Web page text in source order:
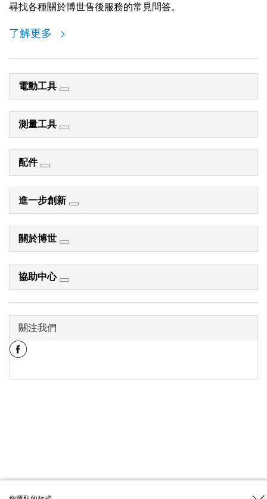
尋找各種關於博世售後服務的常見問答。
了解更多
電動工具
測量工具
配件
進一步創新
關於博世
協助中心
關注我們